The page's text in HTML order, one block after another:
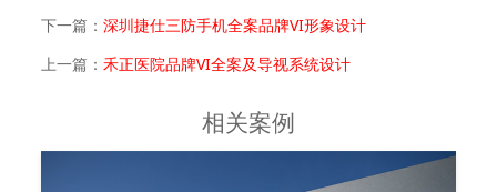
下一篇：深圳捷仕三防手机全案品牌VI形象设计
上一篇：禾正医院品牌VI全案及导视系统设计
相关案例